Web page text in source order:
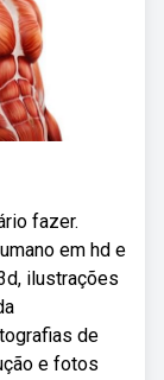
fazer.
em hd e
ilustrações
de
e fotos